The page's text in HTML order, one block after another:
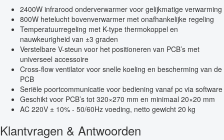
2400W infrarood onderverwarmer voor gelijkmatige verwarming
800W hetelucht bovenverwarmer met onafhankelijke regeling
Temperatuurregeling met K-type thermokoppel en
nauwkeurigheid van ±3 graden
Verstelbare V-steun voor het positioneren van PCB’s met
universeel accessoire
Cross-flow ventilator voor snelle koeling en bescherming van de
PCB
Seriële poortcommunicatie voor bediening vanaf pc via software
Geschikt voor PCB’s tot 320×270 mm en minimaal 20×20 mm
AC 220V ± 10% - 50/60Hz voeding, netto gewicht 20 kg
Klantvragen & Antwoorden